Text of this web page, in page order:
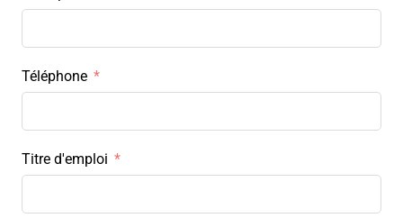
Téléphone
Titre d'emploi